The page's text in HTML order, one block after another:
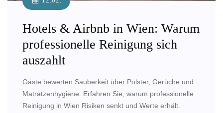
Hotels & Airbnb in Wien: Warum
professionelle Reinigung sich
auszahlt
Gäste bewerten Sauberkeit über Polster, Gerüche und
Matratzenhygiene. Erfahren Sie, warum professionelle
Reinigung in Wien Risiken senkt und Werte erhält.